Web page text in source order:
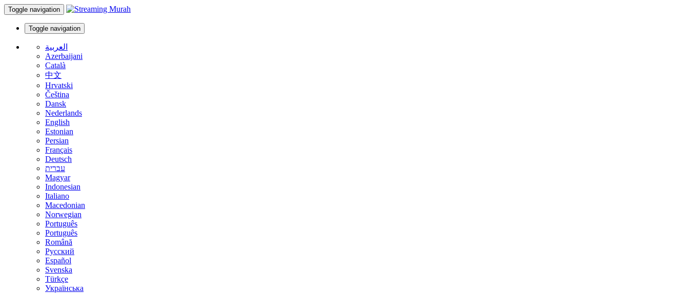
Toggle navigation
Toggle navigation
العربية
Azerbaijani
Català
中文
Hrvatski
Čeština
Dansk
Nederlands
English
Estonian
Persian
Français
Deutsch
עברית
Magyar
Indonesian
Italiano
Macedonian
Norwegian
Português
Português
Română
Русский
Español
Svenska
Türkçe
Українська